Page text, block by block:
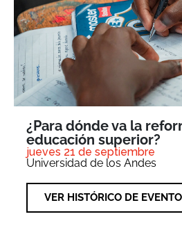
¿Para dónde va la
educación superior?
jueves 21 de septiembre
Universidad de los Andes
VER HISTÓRICO DE EVENTO